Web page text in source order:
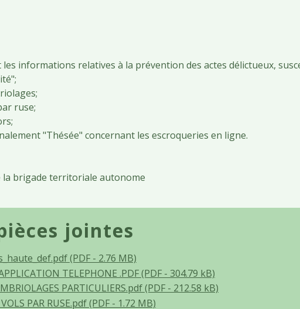
informations relatives à la prévention des actes délictueux,
ruse;
"Thésée" concernant les escroqueries en ligne.
la brigade territoriale autonome
jointes
(PDF - 2.76 MB)
TELEPHONE .PDF (PDF - 304.79 kB)
PARTICULIERS.pdf (PDF - 212.58 kB)
PAR RUSE.pdf (PDF - 1.72 MB)